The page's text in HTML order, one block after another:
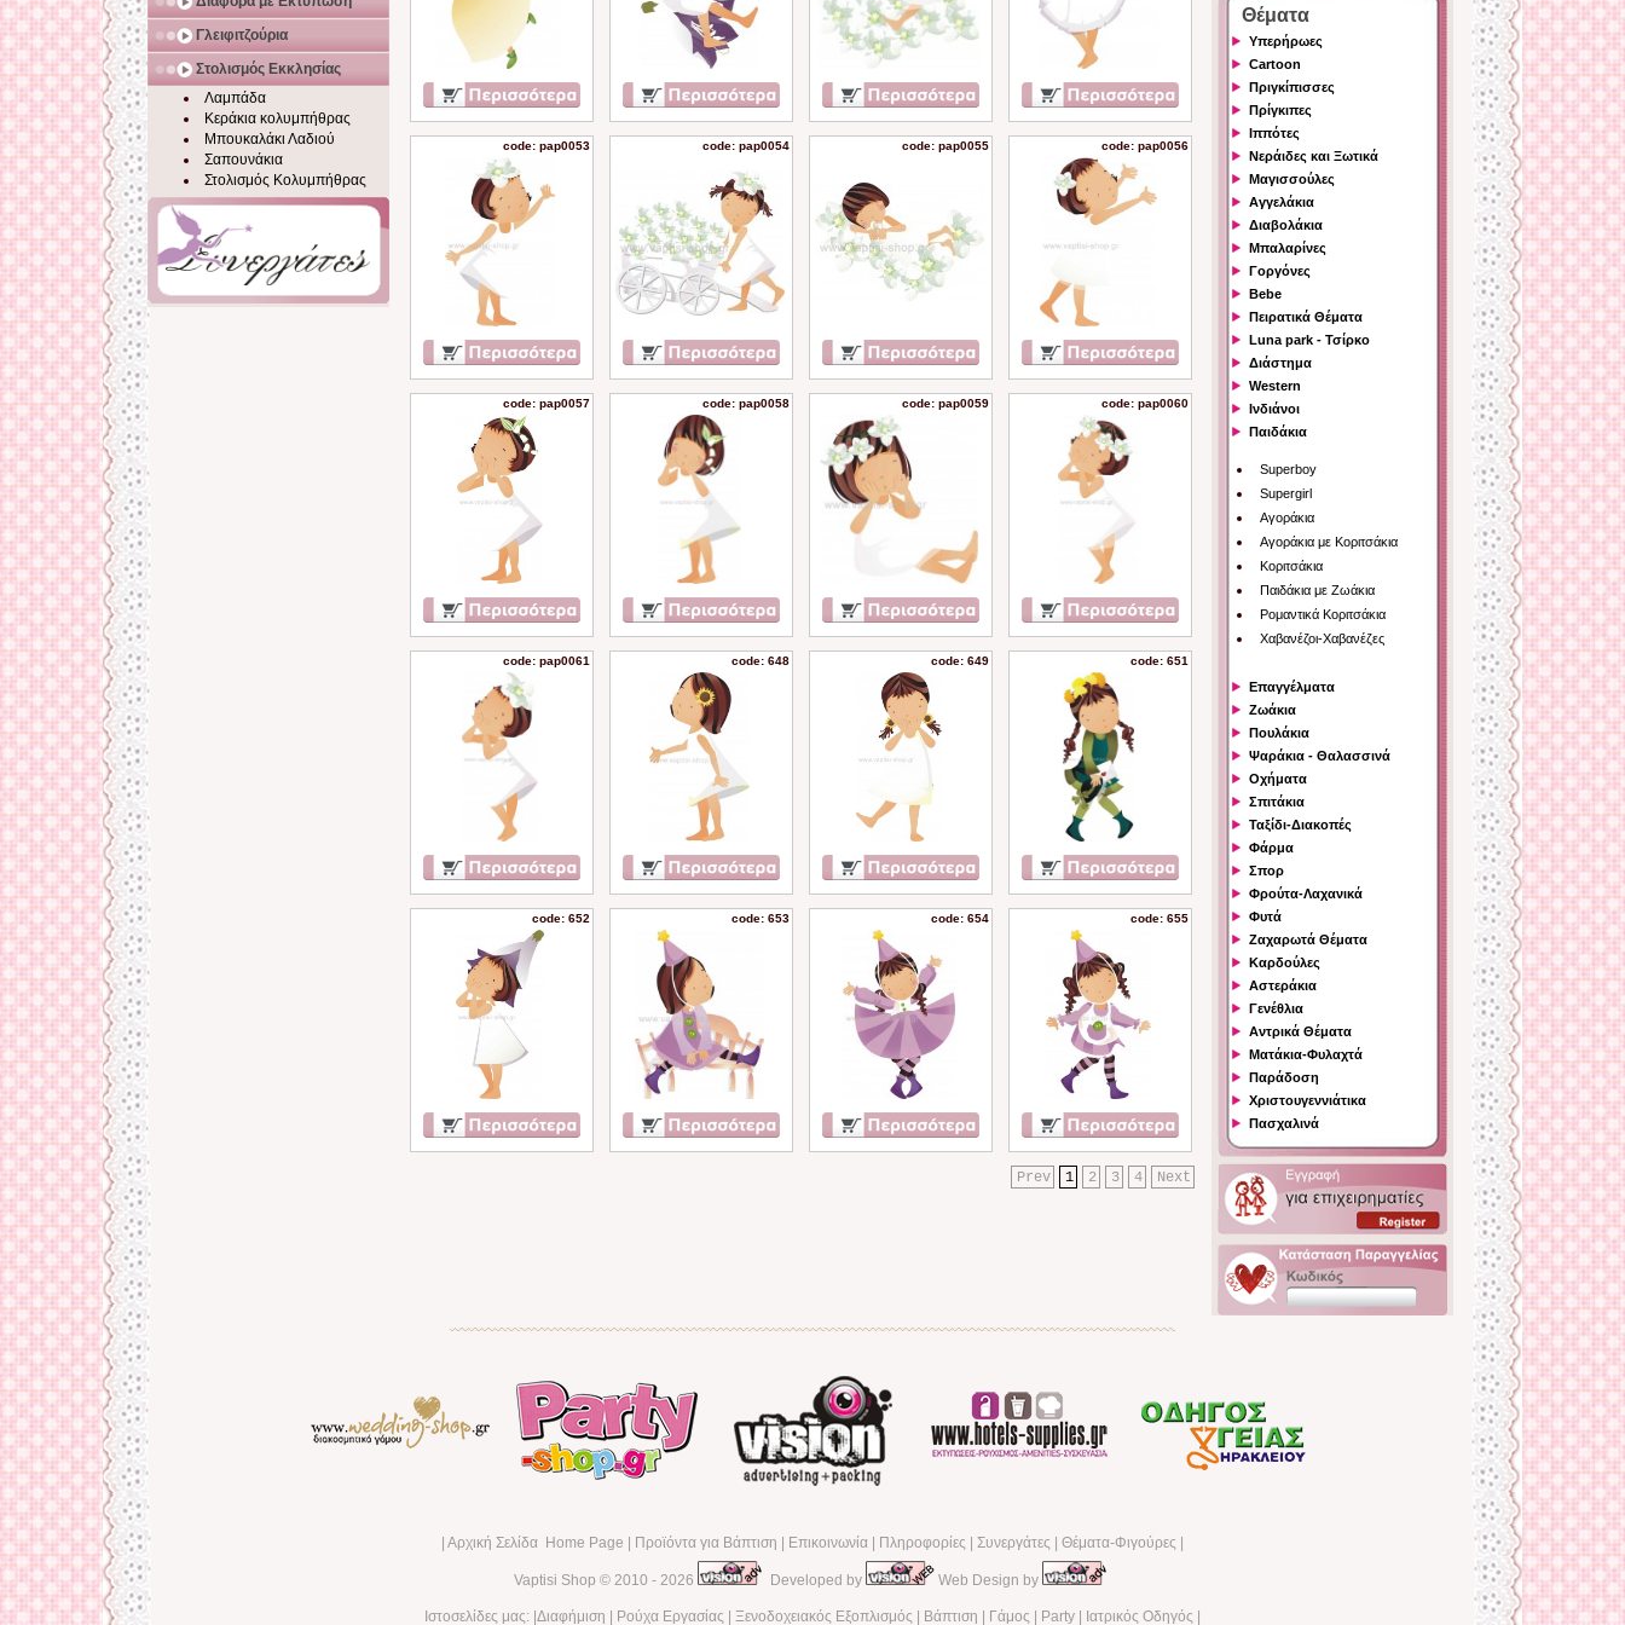
Γλειφιτζούρια
Στολισμός Εκκλησίας
Λαμπάδα
Κεράκια κολυμπήθρας
Μπουκαλάκι Λαδιού
Σαπουνάκια
Στολισμός Κολυμπήθρας
code: pap0053 code: pap0054 code: pap0055 code: pap0056
code: pap0057 code: pap0058 code: pap0059 code: pap0060
code: pap0061 code: 648 code: 649 code: 651
code: 652 code: 653 code: 654 code: 655
Next
4
3
2
1
Prev
Θέματα
Υπερήρωες
Cartoon
Πριγκίπισσες
Πρίγκιπες
Ιππότες
Νεράιδες και Ξωτικά
Μαγισσούλες
Αγγελάκια
Διαβολάκια
Μπαλαρίνες
Γοργόνες
Bebe
Πειρατικά Θέματα
Luna park - Τσίρκο
Διάστημα
Western
Ινδιάνοι
Παιδάκια
Superboy
Supergirl
Αγοράκια
Αγοράκια με Κοριτσάκια
Κοριτσάκια
Παιδάκια με Ζωάκια
Ρομαντικά Κοριτσάκια
Χαβανέζοι-Χαβανέζες
Επαγγέλματα
Ζωάκια
Πουλάκια
Ψαράκια - Θαλασσινά
Οχήματα
Σπιτάκια
Ταξίδι-Διακοπές
Φάρμα
Σπορ
Φρούτα-Λαχανικά
Φυτά
Ζαχαρωτά Θέματα
Καρδούλες
Αστεράκια
Γενέθλια
Αντρικά Θέματα
Ματάκια-Φυλαχτά
Παράδοση
Χριστουγεννιάτικα
Πασχαλινά
Αρχική Σελίδα Home Page Προϊόντα για Βάπτιση Επικοινωνία Πληροφορίες Συνεργάτες Θέματα-Φιγούρες
Vaptisi Shop © 2010 - 2026 Developed by Web Design by
Ιστοσελίδες μας: | Διαφήμιση Ρούχα Εργασίας Ξενοδοχειακός Εξοπλισμός Βάπτιση Γάμος Party Ιατρικός Οδηγός